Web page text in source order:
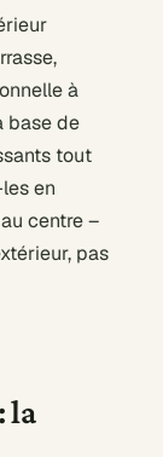
à
base de
tout
en
centre –
pas
la